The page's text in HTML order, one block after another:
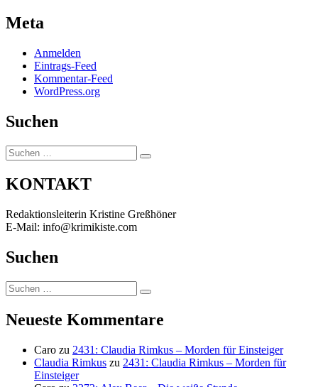
Meta
Anmelden
Eintrags-Feed
Kommentar-Feed
WordPress.org
Suchen
Suchen
nach:
Suchen
KONTAKT
Redaktionsleiterin Kristine Greßhöner
E-Mail: info@krimikiste.com
Suchen
Suchen
nach:
Suchen
Neueste Kommentare
Caro zu 2431: Claudia Rimkus – Morden für Einsteiger
Claudia Rimkus zu 2431: Claudia Rimkus – Morden für
Einsteiger